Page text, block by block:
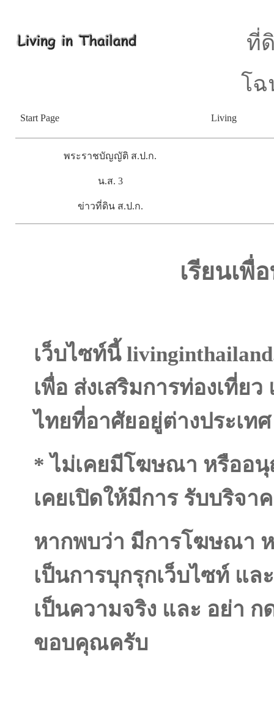
ที่
โฉ
Start Page Living
พระราชบัญญัติ ส.ป.ก.
น.ส. 3
ข่าวที่ดิน ส.ป.ก.
เรียนเพื่
เว็บไซท์นี้
เพื่อ ส่งเสริมการท่องเที่ย
ไทยที่อาศัยอยู่ต่างประเท
* ไม่เคยมีโฆษณา หรืออ
เคยเปิดให้มีการ รับบริจา
หากพบว่า มีการโฆษณา
เป็นการบุกรุกเว็บไซท์ แ
เป็นความจริง และ อย่า ก
ขอบคุณครับ